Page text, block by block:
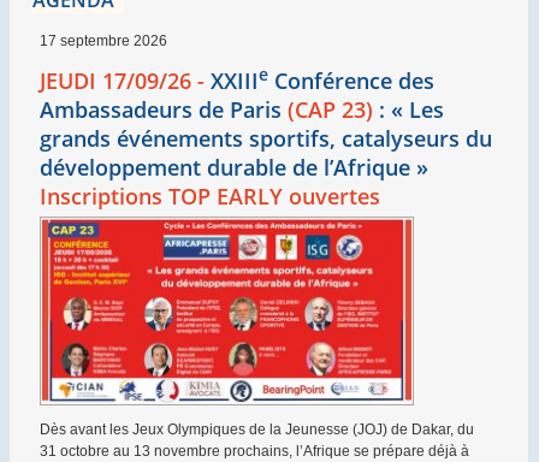
17 septembre 2026
JEUDI 17/09/26 -XXIIIeConférence des
Ambassadeurs de Paris (CAP 23) : « Les
grands événements sportifs, catalyseurs du
développement durable de l’Afrique »
Inscriptions TOP EARLY ouvertes
Dès avant les Jeux Olympiques de la Jeunesse (JOJ) de Dakar, du
31 octobre au 13 novembre prochains, l’Afrique se prépare déjà à